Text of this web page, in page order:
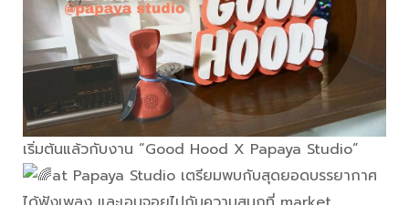
เริ่มต้นแล้วกับงาน “Good Hood X Papaya Studio”
at Papaya Studio เตรียมพบกับสุดยอดบรรยากาศ